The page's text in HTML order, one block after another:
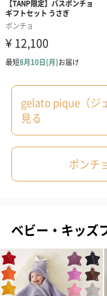
ギフトBOX（550円）
紙袋
お渡し用の紙袋です。
商品に合わせたサイ
あり（280円）
gelato pique（ジ
見る
ポンチ
ベビー・キッズ